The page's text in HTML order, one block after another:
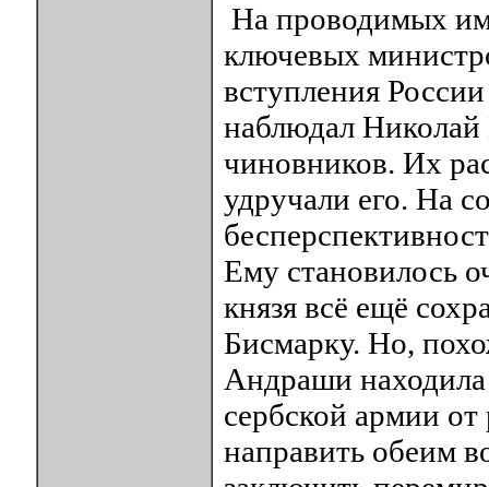
На проводимых
ключевых
вступления
наблюдал
чиновников. Их
удручали его. На
Ему становилось
князя всё ещё
Бисмарку. Но,
Андраши
сербской армии от
направить обеим